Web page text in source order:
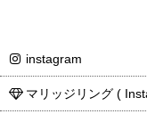
instagram
マリッジリング (